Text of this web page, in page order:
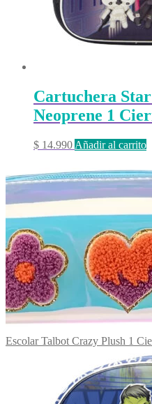
Cartuchera
Neoprene 1
$ 14.990 Añadir al carrito
Escolar Talbot Crazy Plush 1